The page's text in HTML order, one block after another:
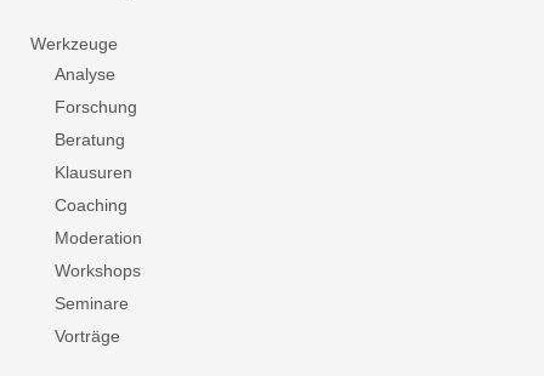
Werkzeuge
Analyse
Forschung
Beratung
Klausuren
Coaching
Moderation
Workshops
Seminare
Vorträge